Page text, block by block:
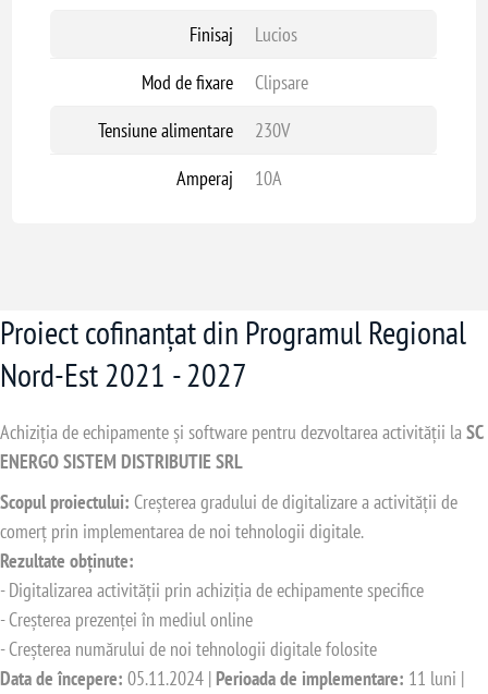
Finisaj
Lucios
Mod de fixare
Clipsare
Tensiune alimentare
230V
Amperaj
10A
Proiect cofinanțat din Programul Regional
Nord-Est 2021 - 2027
Achiziția de echipamente și software pentru dezvoltarea activității laSC
ENERGO SISTEM DISTRIBUTIE SRL
Scopul proiectului: Creșterea gradului de digitalizare a activității de
comerț prin implementarea de noi tehnologii digitale.
Rezultate obținute:
- Digitalizarea activității prin achiziția de echipamente specifice
- Creșterea prezenței în mediul online
- Creșterea numărului de noi tehnologii digitale folosite
Data de începere: 05.11.2024 | Perioada de implementare: 11 luni |